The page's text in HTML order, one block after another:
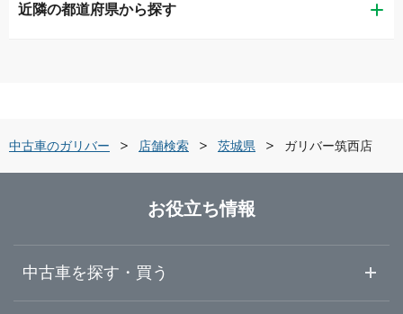
LIBERALA リベラーラ水戸
ガリバー日立金沢店
ガリバー土浦荒川沖店
水戸市
近隣の都道府県から探す
中古車のガリバー 店舗検索 茨城県 ガリバー筑西店
お役立ち情報
中古車を探す・買う